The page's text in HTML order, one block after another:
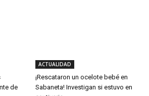
de
ACTUALIDAD
¡Rescataron un ocelote bebé en
Sabaneta! Investigan si estuvo en